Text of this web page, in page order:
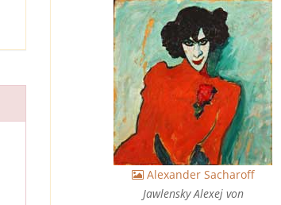
Alexander Sacharoff
Jawlensky Alexej von